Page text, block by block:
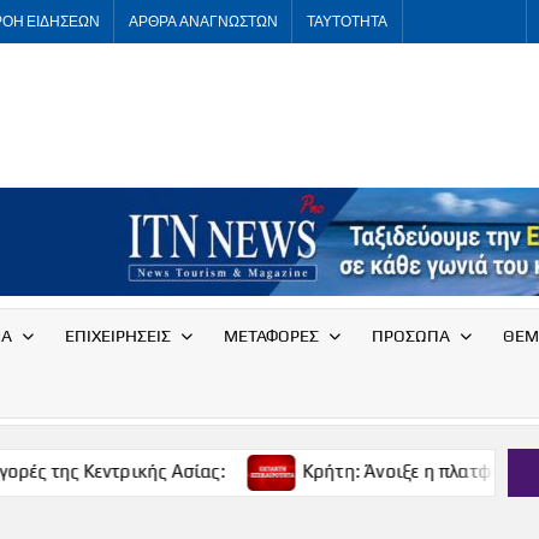
ΕΙΔΗΣΕΩΝ ΑΡΘΡΑ ΑΝΑΓΝΩΣΤΩΝ ΤΑΥΤΟΤΗΤΑ
News
ΕΠΙΧΕΙΡΗΣΕΙΣ ΜΕΤΑΦΟΡΕΣ ΠΡΟΣΩΠΑ
Ασίας: Κρήτη: Άνοιξε η πλατφόρμα για